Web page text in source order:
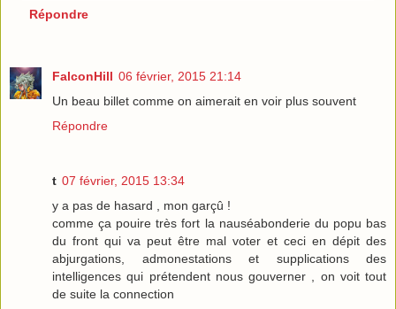
Répondre
FalconHill 06 février, 2015 21:14
Un beau billet comme on aimerait en voir plus souvent
Répondre
t 07 février, 2015 13:34
y a pas de hasard , mon garçû !
comme ça pouire très fort la nauséabonderie du popu bas
du front qui va peut être mal voter et ceci en dépit des
abjurgations, admonestations et supplications des
intelligences qui prétendent nous gouverner , on voit tout
de suite la connection